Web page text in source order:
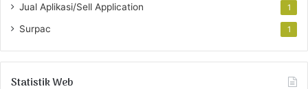
Jual Aplikasi/Sell Application 1
Surpac 1
Statistik Web